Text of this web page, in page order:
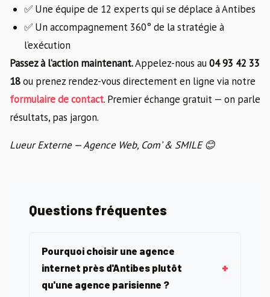
✅ Une équipe de 12 experts qui se déplace à Antibes
✅ Un accompagnement 360° de la stratégie à
l’exécution
Passez à l’action maintenant.Appelez-nous au04 93 42 33
18ou prenez rendez-vous directement en ligne via notre
formulaire de contact. Premier échange gratuit — on parle
résultats, pas jargon.
Lueur Externe — Agence Web, Com’ & SMILE 😊
Questions fréquentes
Pourquoi choisir une agence
internet près d'Antibes plutôt
qu'une agence parisienne ?